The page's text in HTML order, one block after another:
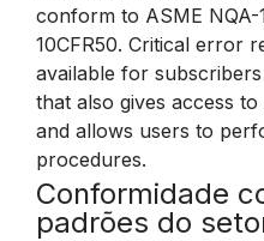
conform to ASME NQA-
10CFR50. Critical error
available for
that also gives access
and allows users to
procedures.
Conformidade
padrões do